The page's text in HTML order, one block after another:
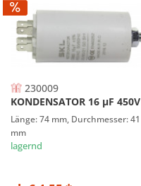
230009
KONDENSATOR 16 µF 450V
Länge: 74 mm, Durchmesser: 41
mm
lagernd